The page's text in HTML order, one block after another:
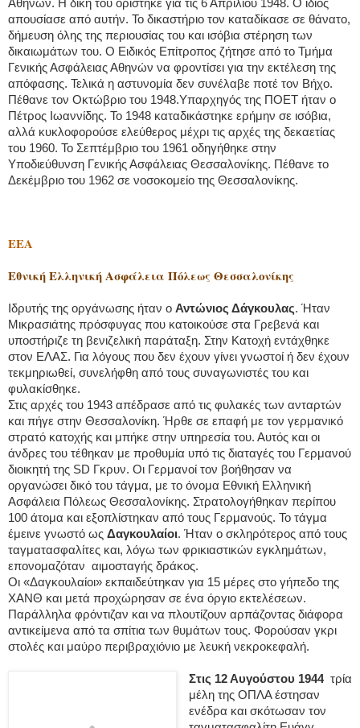
Αθηνών. Η δίκη του ορίστηκε για τις 6 Απριλίου 1948. Ο ίδιος
απουσίασε από αυτήν. Το δικαστήριο τον καταδίκασε σε θάνατο,
δήμευση όλης της περιουσίας του και ισόβια στέρηση των
δικαιωμάτων του. Ο Ειδικός Επίτροπος ζήτησε από το Τμήμα
Γενικής Ασφάλειας Αθηνών να φροντίσει για την εκτέλεση της
απόφασης. Τελικά η αστυνομία δεν συνέλαβε ποτέ τον Βήχο.
Πέθανε τον Οκτώβριο του 1948.Υπαρχηγός της ΠΟΕΤ ήταν ο
Πέτρος Ιωαννίδης. Το 1948 καταδικάστηκε ερήμην σε ισόβια,
αλλά κυκλοφορούσε ελεύθερος μέχρι τις αρχές της δεκαετίας
του 1960. Το Σεπτέμβριο του 1961 οδηγήθηκε στην
Υποδιεύθυνση Γενικής Ασφάλειας Θεσσαλονίκης. Πέθανε το
Δεκέμβριο του 1962 σε νοσοκομείο της Θεσσαλονίκης.
ΕΕΑ
Εθνική Ελληνική Ασφάλεια Πόλεως Θεσσαλονίκης
Ιδρυτής της οργάνωσης ήταν ο Αντώνιος Δάγκουλας. Ήταν
Μικρασιάτης πρόσφυγας που κατοικούσε στα Γρεβενά και
υποστήριζε τη βενιζελική παράταξη. Στην Κατοχή εντάχθηκε
στον ΕΛΑΣ. Για λόγους που δεν έχουν γίνει γνωστοί ή δεν έχουν
τεκμηριωθεί, συνελήφθη από τους συναγωνιστές του και
φυλακίσθηκε.
Στις αρχές του 1943 απέδρασε από τις φυλακές των ανταρτών
και πήγε στην Θεσσαλονίκη. Ήρθε σε επαφή με τον γερμανικό
στρατό κατοχής και μπήκε στην υπηρεσία του. Αυτός και οι
άνδρες του τέθηκαν με προθυμία υπό τις διαταγές του Γερμανού
διοικητή της SD Γκρυν. Οι Γερμανοί τον βοήθησαν να
οργανώσει δικό του τάγμα, με το όνομα Εθνική Ελληνική
Ασφάλεια Πόλεως Θεσσαλονίκης. Στρατολογήθηκαν περίπου
100 άτομα και εξοπλίστηκαν από τους Γερμανούς. Το τάγμα
έμεινε γνωστό ως Δαγκουλαίοι. Ήταν ο σκληρότερος από τους
ταγματασφαλίτες και, λόγω των φρικιαστικών εγκλημάτων,
επονομαζόταν αιμοσταγής δράκος.
Οι «Δαγκουλαίοι» εκπαιδεύτηκαν για 15 μέρες στο γήπεδο της
ΧΑΝΘ και μετά προχώρησαν σε ένα όργιο εκτελέσεων.
Παράλληλα φρόντιζαν και να πλουτίζουν αρπάζοντας διάφορα
αντικείμενα από τα σπίτια των θυμάτων τους. Φορούσαν γκρι
στολές και μαύρο περιβραχιόνιο με λευκή νεκροκεφαλή.
Στις 12 Αυγούστου 1944τρία
μέλη της ΟΠΛΑ έστησαν
ενέδρα και σκότωσαν τον